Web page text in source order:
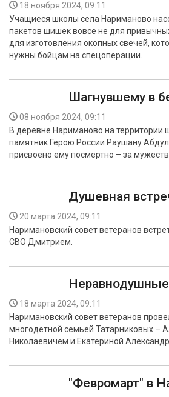
18 ноября 2024, 09:11
Учащиеся школы села Нариманово
пакетов шишек вовсе не для
для изготовления окопных свечей,
нужны бойцам на спецоперации.
Шагнувшему в
08 ноября 2024, 09:11
В деревне Нариманово на территории
памятник Герою России Раушану
присвоено ему посмертно – за
Душевная
20 марта 2024, 09:11
Наримановский совет ветеранов
СВО Дмитрием.
18 марта 2024, 09:11
Наримановский совет ветеранов
многодетной семьей Татарниковых –
Николаевичем и Екатериной
"Февромарт" в